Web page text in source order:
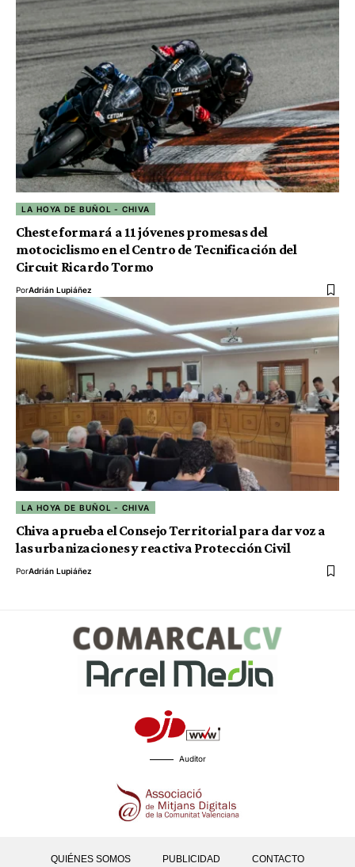
LA HOYA DE BUÑOL - CHIVA
Cheste formará a 11 jóvenes promesas del
motociclismo en el Centro de Tecnificación del
Circuit Ricardo Tormo
PorAdrián Lupiáñez
LA HOYA DE BUÑOL - CHIVA
Chiva aprueba el Consejo Territorial para dar voz a
las urbanizaciones y reactiva Protección Civil
PorAdrián Lupiáñez
Auditor
QUIÉNES SOMOS PUBLICIDAD CONTACTO